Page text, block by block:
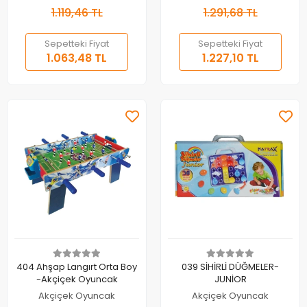
1.119,46 TL
Sepetteki Fiyat
1.063,48 TL
1.291,68 TL
Sepetteki Fiyat
1.227,10 TL
Sepete Ekle
404 Ahşap Langırt Orta Boy
-Akçiçek Oyuncak
Akçiçek Oyuncak
Sepete Ekle
039 SİHİRLİ DÜĞMELER-
JUNİOR
Akçiçek Oyuncak